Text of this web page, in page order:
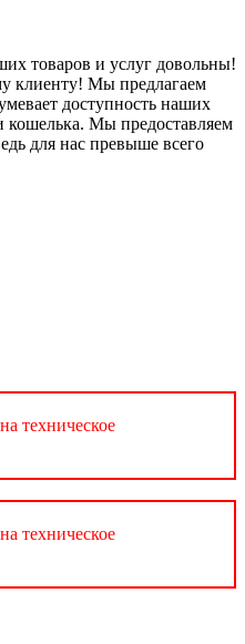
товаров и услуг довольны!
клиенту! Мы предлагаем
доступность наших
кошелька. Мы предоставляем
для нас превыше всего
техническое
техническое